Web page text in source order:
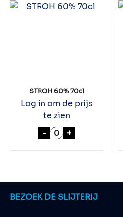
STROH 60% 70cl
Log in om de prijs
te zien
- STROH 60% 70cl
+
BEZOEK DE SLIJTERIJ